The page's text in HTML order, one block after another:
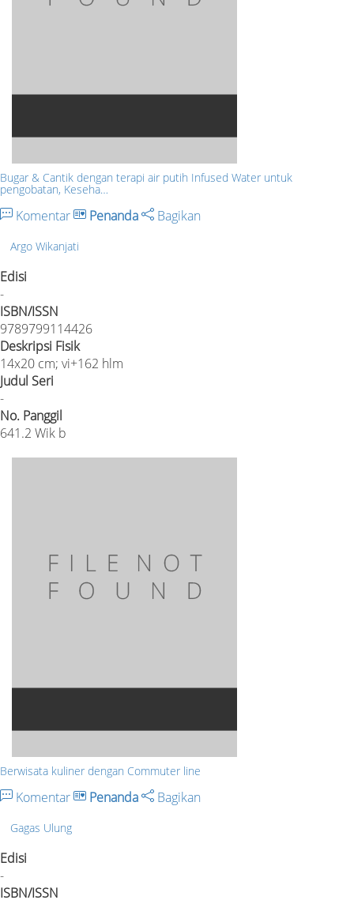
Bugar & Cantik dengan terapi air putih Infused Water untuk
pengobatan, Keseha…
Komentar Penanda Bagikan
Argo Wikanjati
Edisi
-
ISBN/ISSN
9789799114426
Deskripsi Fisik
14x20 cm; vi+162 hlm
Judul Seri
-
No. Panggil
641.2 Wik b
Berwisata kuliner dengan Commuter line
Komentar Penanda Bagikan
Gagas Ulung
Edisi
-
ISBN/ISSN